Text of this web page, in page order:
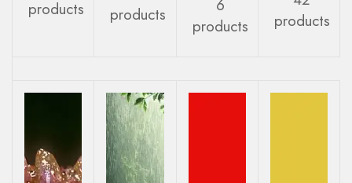
products
products
6
products
products